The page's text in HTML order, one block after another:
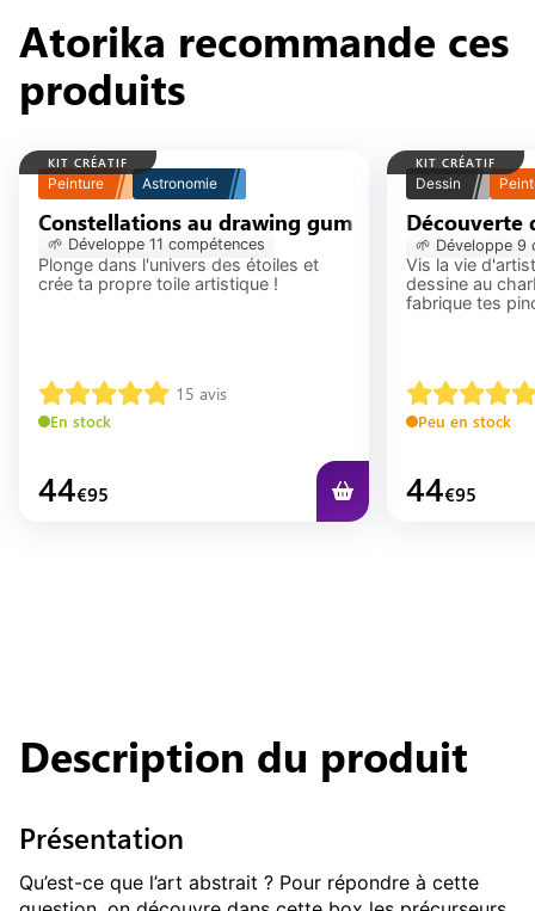
Atorika recommande ces
produits
KIT CRÉATIF
Peinture Astronomie
Constellations au drawing gum
🌱 Développe 11 compétences
Plonge dans l'univers des étoiles et
crée ta propre toile artistique !
15 avis
En stock
44€95
KIT CRÉATIF
Dessin
Découverte
🌱 Développe 9
Vis la vie
dessine au
fabrique tes
Peu en stock
44€95
Description du produit
Présentation
Qu’est-ce que l’art abstrait ? Pour répondre à cette